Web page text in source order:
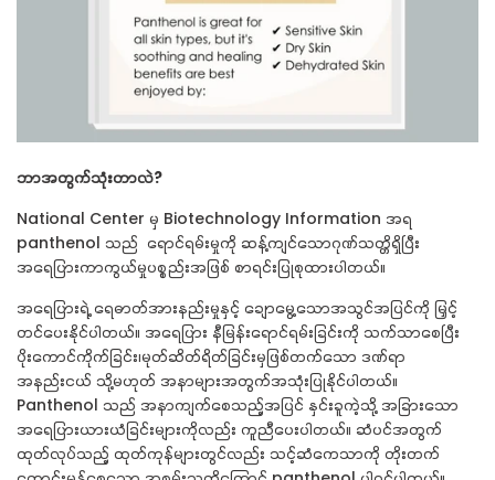
ဘာအတွက်သုံးတာလဲ?
National Center မှ Biotechnology Information အရ
panthenol သည် ရောင်ရမ်းမှုကို ဆန့်ကျင်သောဂုဏ်သတ္တိရှိပြီး
အရေပြားကာကွယ်မှုပစ္စည်းအဖြစ် စာရင်းပြုစုထားပါတယ်။
အရေပြားရဲ့ ရေဓာတ်အားနည်းမှုနှင့် ချောမွေ့သောအသွင်အပြင်ကို မြှင့်
တင်ပေးနိုင်ပါတယ်။ အရေပြား နီမြန်းရောင်ရမ်းခြင်းကို သက်သာစေပြီး
ပိုးကောင်ကိုက်ခြင်း၊မုတ်ဆိတ်ရိတ်ခြင်းမှဖြစ်တက်သော ဒဏ်ရာ
အနည်းငယ် သို့မဟုတ် အနာများအတွက်အသုံးပြုနိုင်ပါတယ်။
Panthenol သည် အနာကျက်စေသည့်အပြင် နှင်းခူကဲ့သို့ အခြားသော
အရေပြားယားယံခြင်းများကိုလည်း ကူညီပေးပါတယ်။ ဆံပင်အတွက်
ထုတ်လုပ်သည့် ထုတ်ကုန်များတွင်လည်း သင့်ဆံကေသာကို တိုးတက်